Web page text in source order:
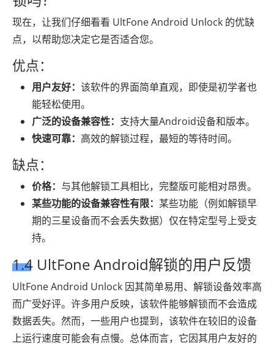
现在，让我们仔细看看 UltFone Android Unlock 的优缺
点，以帮助您决定它是否适合您。
优点：
用户友好： 该软件的界面简单直观，即使是初学者也
能轻松使用。
广泛的设备兼容性： 支持大量Android设备和版本。
快速可靠： 高效的解锁​​过程，最短的等待时间。
缺点：
价格： 与其他解锁工具相比，完整版可能相对昂贵。
某些功能的设备兼容性有限： 某些功能（例如解锁早
期的三星设备而不会丢失数据）仅在特定型号上受支
持。
1.4 UltFone Android解锁的用户反馈
UltFone Android Unlock 因其简单易用、解锁设备效率高
而广受好评。许多用户反映，该软件能够解锁而不会造成
数据丢失。然而，一些用户也提到，该软件在较旧的设备
上运行速度可能会有点慢。总体而言，它因其用户友好的